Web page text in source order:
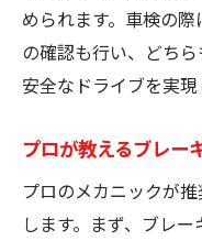
められます。車検の
の確認も行い、どち
安全なドライブを実現
プロが教えるブレー
プロのメカニックが
します。まず、ブレ